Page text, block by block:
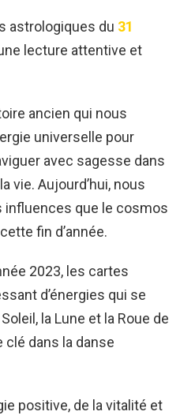
astrologiques du 31
lecture attentive et
ancien qui nous
universelle pour
avec sagesse dans
vie. Aujourd’hui, nous
influences que le cosmos
fin d’année.
2023, les cartes
d’énergies qui se
la Lune et la Roue de
clé dans la danse
positive, de la vitalité et